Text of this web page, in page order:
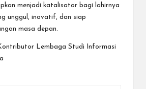
menjadi katalisator bagi lahirnya
unggul, inovatif, dan siap
masa depan.
Lembaga Studi Informasi